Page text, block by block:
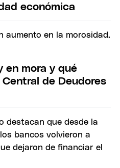
económica
en mora y qué
de Deudores